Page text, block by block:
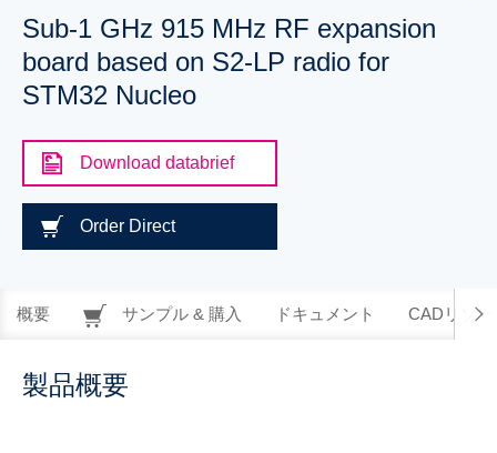
Sub-1 GHz 915 MHz RF expansion
board based on S2-LP radio for
STM32 Nucleo
Download databrief
Order Direct
概要 サンプル & 購入 ドキュメント CADリソー
製品概要